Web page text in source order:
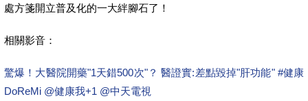
處方箋開立普及化的一大絆腳石了！
相關影音：
驚爆！大醫院開藥"1天錯500次"？ 醫證實:差點毀掉"肝功能" #健康
DoReMi ‪@健康我+1 ‪@中天電視